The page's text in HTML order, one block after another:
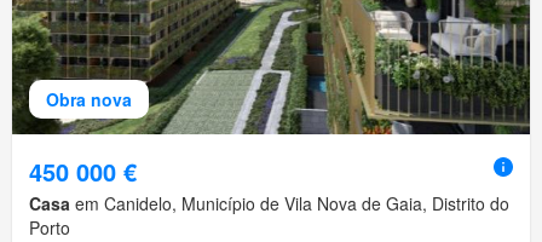
Obra nova
450 000 €
Casa em Canidelo, Município de Vila Nova de Gaia, Distrito do
Porto